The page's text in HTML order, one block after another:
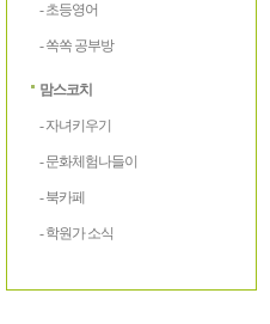
- 초등영어
- 쏙쏙 공부방
맘스코치
- 자녀키우기
- 문화체험나들이
- 북카페
- 학원가 소식